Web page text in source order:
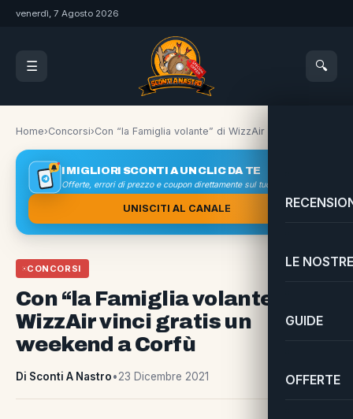
venerdì, 7 Agosto 2026
☰ 🔍
LE
GUIDE
OFFERTE
Home›Concorsi›
I MIGLIORI SCONTI A UN CLIC DA TE
Offerte, errori di prezzo e coupon direttamente sul tuo smartphone
UNISCITI AL CANALE
CONCORSI
Con “la Famiglia volante” di
WizzAir vinci gratis un
weekend a Corfù
Di Sconti A Nastro•23 Dicembre 2021